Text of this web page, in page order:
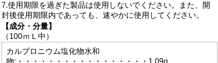
7.使用期限を過ぎた製品は使用しないでください。また、開
封後使用期限内であっても、速やかに使用してください。
【成分・分量】
（100ｍＬ中）
カルプロニウム塩化物水和
物:・・・・・・・・・・・・・・・・・1.09g